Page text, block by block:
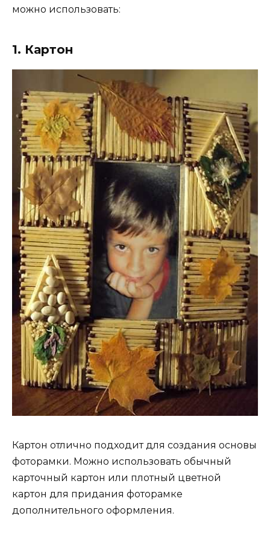
можно использовать:
1. Картон
Картон отлично подходит для создания основы
фоторамки. Можно использовать обычный
карточный картон или плотный цветной
картон для придания фоторамке
дополнительного оформления.